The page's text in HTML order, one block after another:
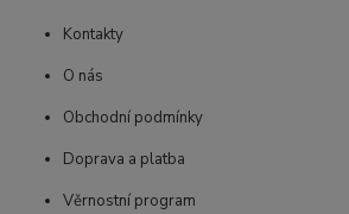
Kontakty
O nás
Obchodní podmínky
Doprava a platba
Věrnostní program